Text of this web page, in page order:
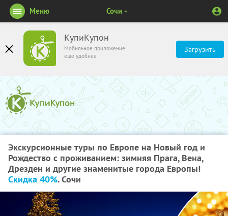
КупиКупон
Мобильное приложение
ещё удобнее
Загрузить
Меню Сочи
Экскурсионные туры по Европе на Новый год и
Рождество с проживанием: зимняя Прага, Вена,
Дрезден и другие знаменитые города Европы!
Скидка 40%. Сочи